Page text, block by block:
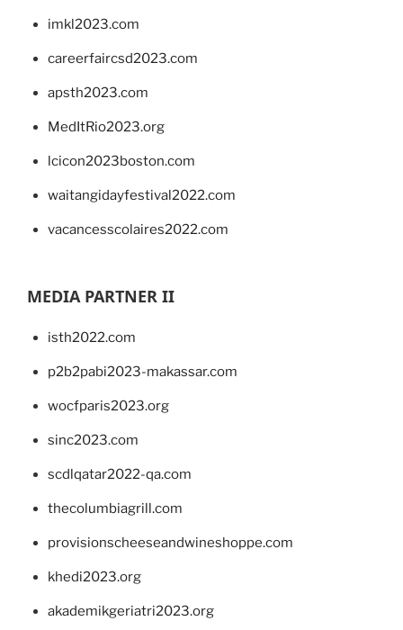
imkl2023.com
careerfaircsd2023.com
apsth2023.com
MedItRio2023.org
lcicon2023boston.com
waitangidayfestival2022.com
vacancesscolaires2022.com
MEDIA PARTNER II
isth2022.com
p2b2pabi2023-makassar.com
wocfparis2023.org
sinc2023.com
scdlqatar2022-qa.com
thecolumbiagrill.com
provisionscheeseandwineshoppe.com
khedi2023.org
akademikgeriatri2023.org